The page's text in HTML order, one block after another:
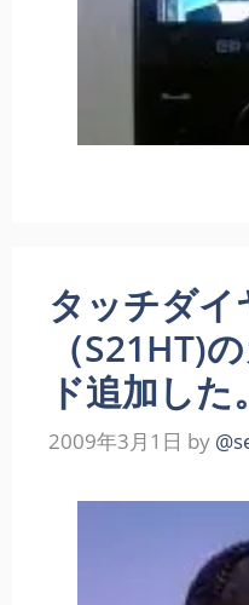
タッチダイ
（S21HT)
ド追加した。
2009年3月1日 by